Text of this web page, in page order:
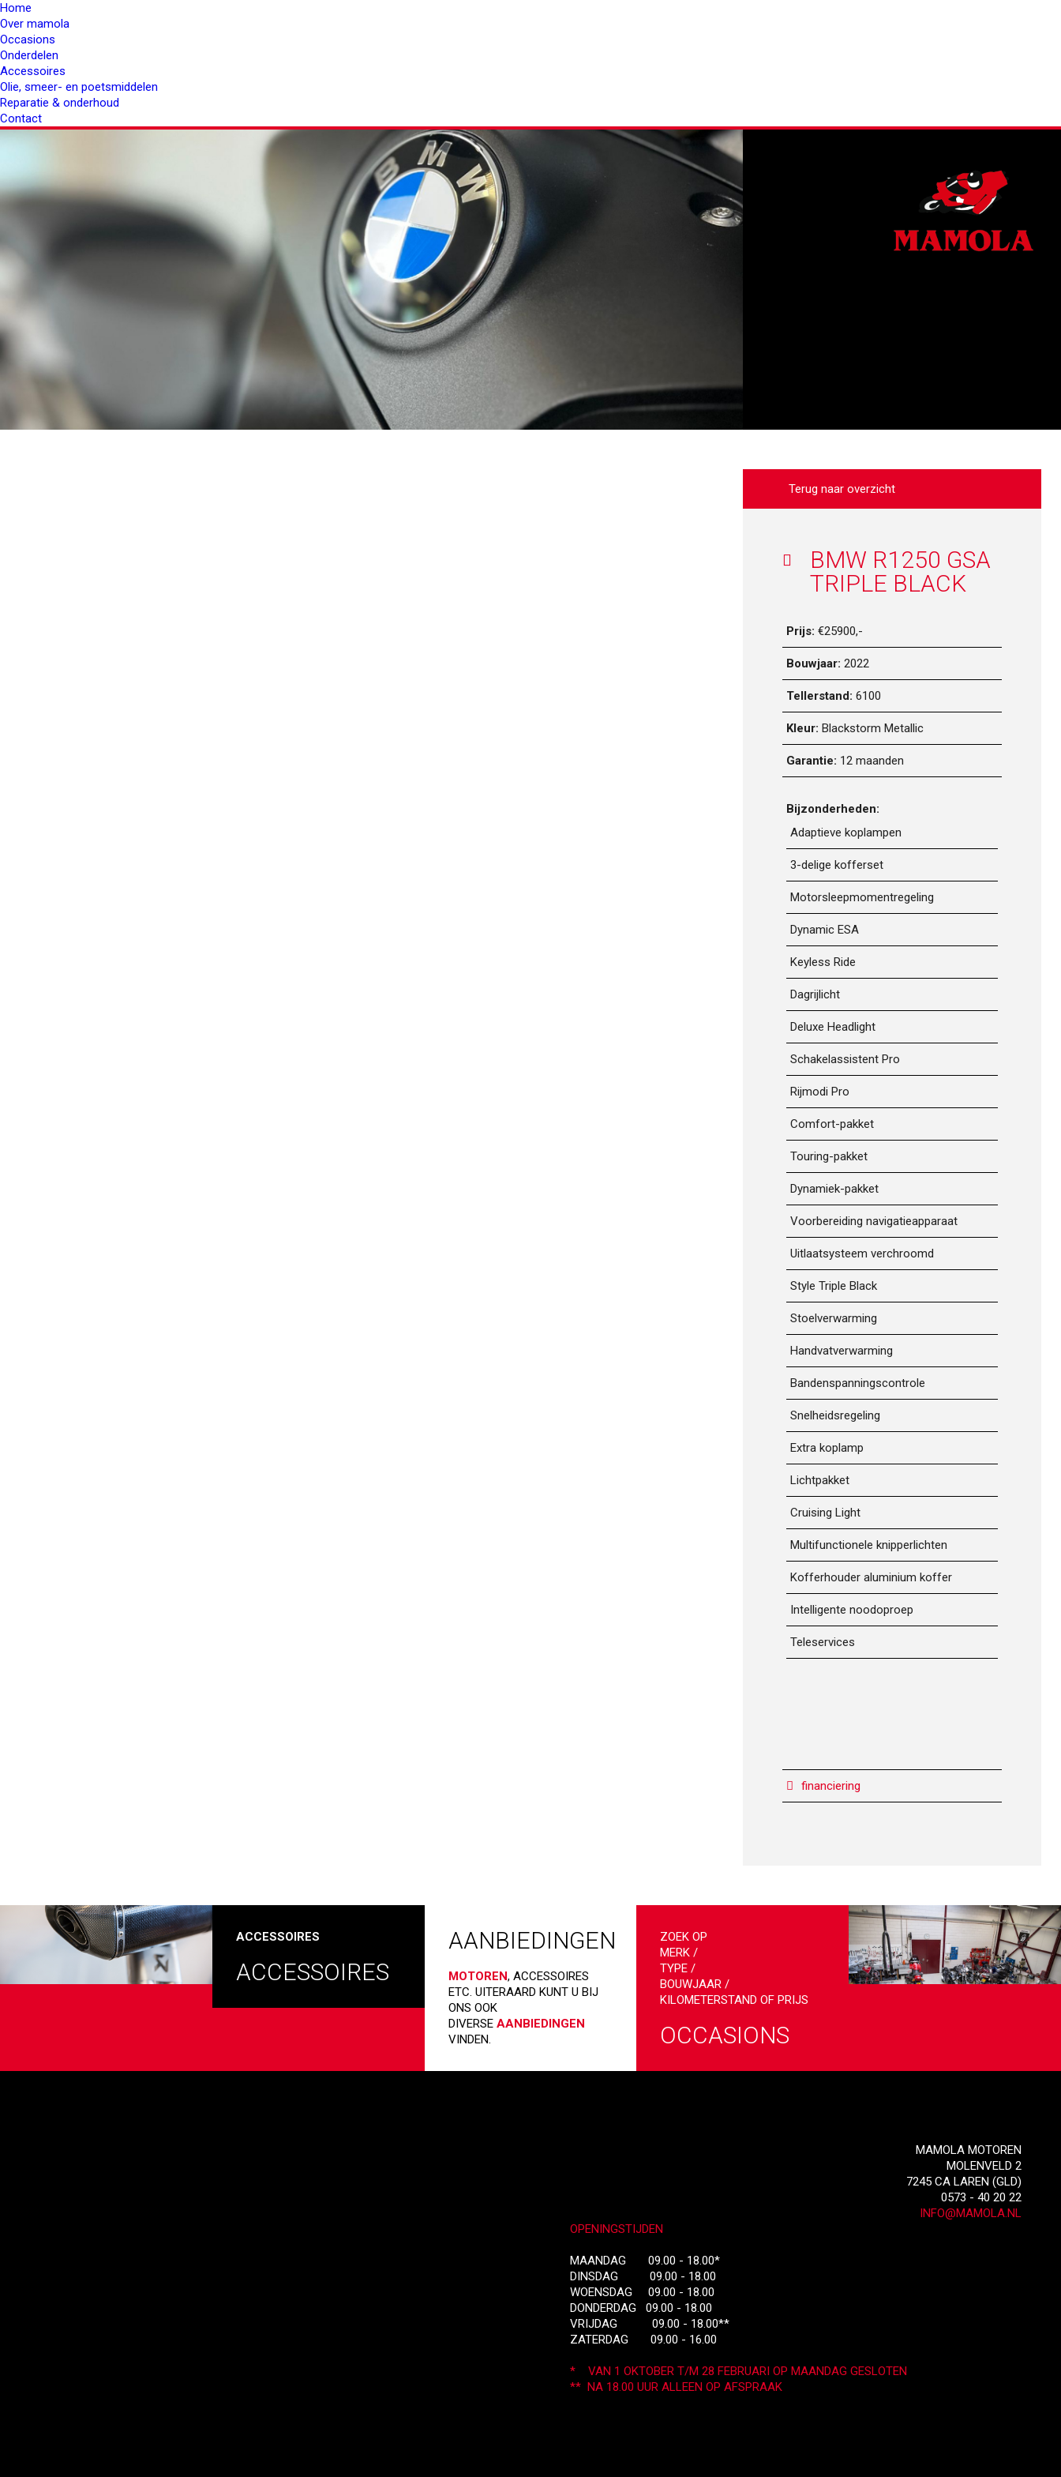
Home
Over mamola
Occasions
Onderdelen
Accessoires
Olie, smeer- en poetsmiddelen
Reparatie & onderhoud
Contact
Terug naar overzicht
BMW R1250 GSA
TRIPLE BLACK
Prijs: €25900,-
Bouwjaar: 2022
Tellerstand: 6100
Kleur: Blackstorm Metallic
Garantie: 12 maanden
Bijzonderheden:
Adaptieve koplampen
3-delige kofferset
Motorsleepmomentregeling
Dynamic ESA
Keyless Ride
Dagrijlicht
Deluxe Headlight
Schakelassistent Pro
Rijmodi Pro
Comfort-pakket
Touring-pakket
Dynamiek-pakket
Voorbereiding navigatieapparaat
Uitlaatsysteem verchroomd
Style Triple Black
Stoelverwarming
Handvatverwarming
Bandenspanningscontrole
Snelheidsregeling
Extra koplamp
Lichtpakket
Cruising Light
Multifunctionele knipperlichten
Kofferhouder aluminium koffer
Intelligente noodoproep
Teleservices
financiering
ACCESSOIRES
ACCESSOIRES
AANBIEDINGEN
MOTOREN, ACCESSOIRES
ETC. UITERAARD KUNT U BIJ
ONS OOK
DIVERSE AANBIEDINGEN
VINDEN.
ZOEK OP
MERK /
TYPE /
BOUWJAAR /
KILOMETERSTAND OF PRIJS
OCCASIONS
MAMOLA MOTOREN
MOLENVELD 2
7245 CA LAREN (GLD)
0573 - 40 20 22
INFO@MAMOLA.NL
OPENINGSTIJDEN
MAANDAG 09.00 - 18.00*
DINSDAG 09.00 - 18.00
WOENSDAG 09.00 - 18.00
DONDERDAG 09.00 - 18.00
VRIJDAG 09.00 - 18.00**
ZATERDAG 09.00 - 16.00
* VAN 1 OKTOBER T/M 28 FEBRUARI OP MAANDAG GESLOTEN
** NA 18.00 UUR ALLEEN OP AFSPRAAK